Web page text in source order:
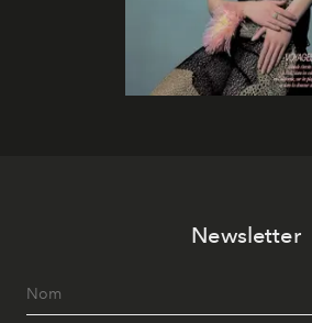
Newsletter